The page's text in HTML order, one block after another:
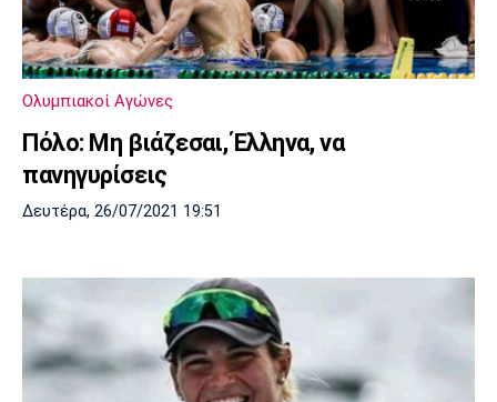
Ολυμπιακοί Αγώνες
Πόλο: Μη βιάζεσαι, Έλληνα, να
πανηγυρίσεις
Δευτέρα, 26/07/2021 19:51